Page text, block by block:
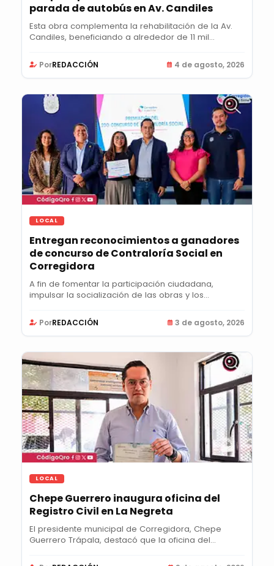
parada de autobús en Av. Candiles
Esta obra complementa la rehabilitación de la Av.
Candiles, beneficiando a alrededor de 11 mil...
PorREDACCIÓN 4 de agosto, 2026
LOCAL
Entregan reconocimientos a ganadores
de concurso de Contraloría Social en
Corregidora
A fin de fomentar la participación ciudadana,
impulsar la socialización de las obras y los...
PorREDACCIÓN 3 de agosto, 2026
LOCAL
Chepe Guerrero inaugura oficina del
Registro Civil en La Negreta
El presidente municipal de Corregidora, Chepe
Guerrero Trápala, destacó que la oficina del